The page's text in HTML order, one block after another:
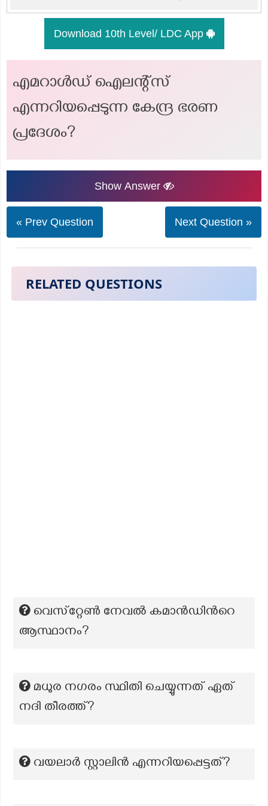
Download 10th Level/ LDC App
എമറാൾഡ് ഐലന്റ്സ്
എന്നറിയപ്പെടുന്ന കേന്ദ്ര ഭരണ
പ്രദേശം?
Show Answer
« Prev Question Next Question »
RELATED QUESTIONS
വെസ്‌റ്റേൺ നേവൽ കമാൻഡിന്‍റെ
ആസ്ഥാനം?
മധുര നഗരം സ്ഥിതി ചെയ്യുന്നത് ഏത്
നദി തീരത്ത്?
വയലാർ സ്റ്റാലിൻ എന്നറിയപ്പെട്ടത്?